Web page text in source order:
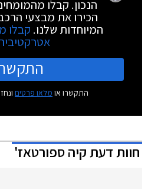
הנכון. קבלו
הכירו את מבצעי
המיוחדות שלנו. קבלו
התקשרו או מלאו פרטים
חוות דעתקיהספורטאז'